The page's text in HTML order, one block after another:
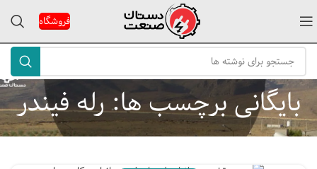
فروشگاه
بایگانی برچسب ها: رله فیندر